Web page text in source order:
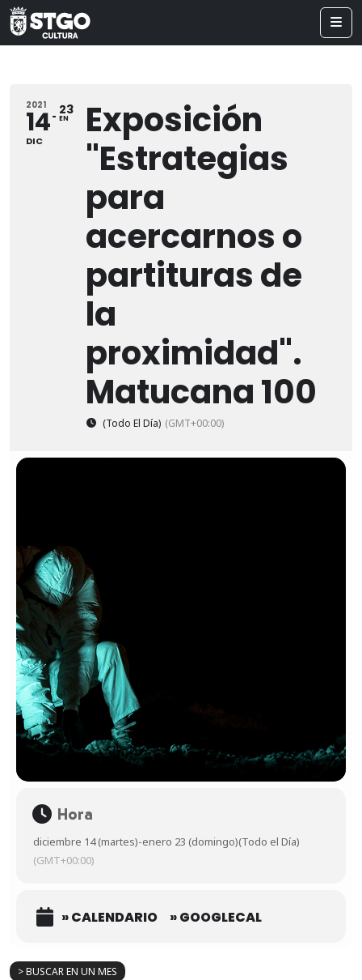
> BUSCAR EN UN MES
2021
14
DIC
23
EN
Exposición
"Estrategias
para
acercarnos o
partituras de
la
proximidad".
Matucana 100
(Todo El Día) (GMT+00:00)
Hora
diciembre 14 (martes)-enero 23 (domingo)(Todo el Día)
(GMT+00:00)
» CALENDARIO » GOOGLECAL